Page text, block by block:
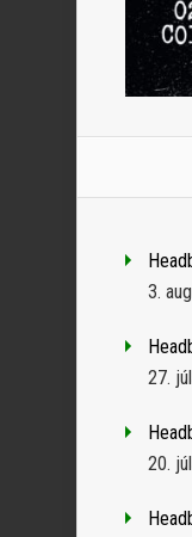
3.
27.
20.